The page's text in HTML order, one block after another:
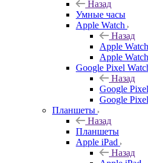
Назад
Умные часы
Apple Watch
Назад
Apple Watch
Apple
Google Pixel
Назад
Google
Google
Планшеты
Назад
Планшеты
Apple iPad
Назад